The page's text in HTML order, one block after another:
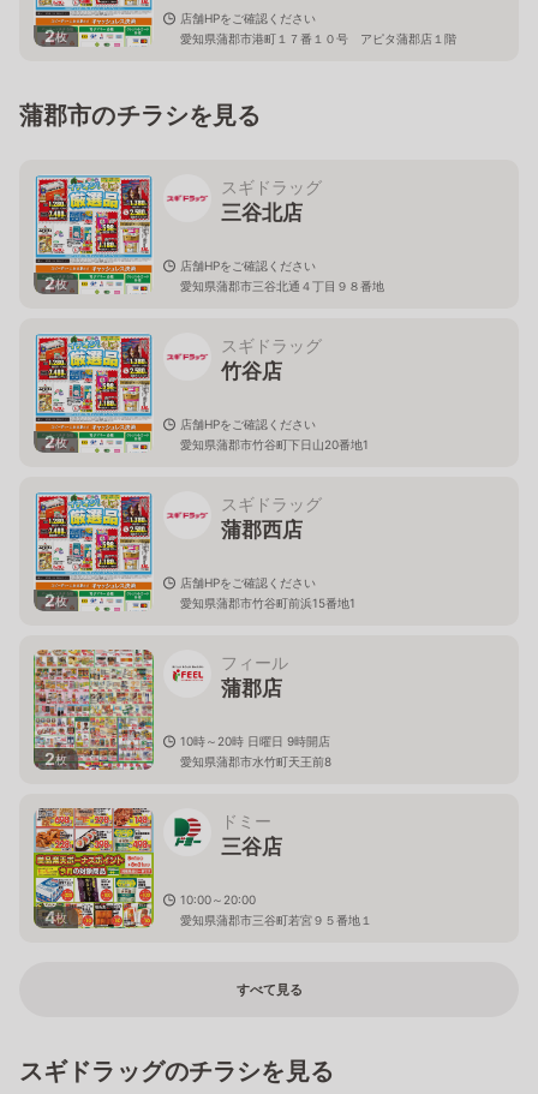
2枚
店舗HPをご確認ください
愛知県蒲郡市港町１７番１０号 アピタ蒲郡店１階
蒲郡市のチラシを見る
2枚
スギドラッグ
三谷北店
店舗HPをご確認ください
愛知県蒲郡市三谷北通４丁目９８番地
2枚
スギドラッグ
竹谷店
店舗HPをご確認ください
愛知県蒲郡市竹谷町下日山20番地1
2枚
スギドラッグ
蒲郡西店
店舗HPをご確認ください
愛知県蒲郡市竹谷町前浜15番地1
2枚
フィール
蒲郡店
10時～20時 日曜日 9時開店
愛知県蒲郡市水竹町天王前8
4枚
ドミー
三谷店
10:00～20:00
愛知県蒲郡市三谷町若宮９５番地１
すべて見る
スギドラッグのチラシを見る